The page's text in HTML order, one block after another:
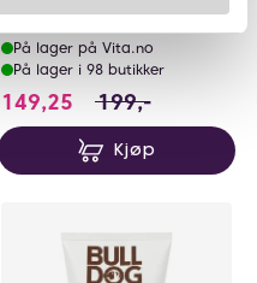
Cream SPF30 50ml
På lager på Vita.no
På lager i 98 butikker
149,25 149.25 i stedet
199,-
Kjøp